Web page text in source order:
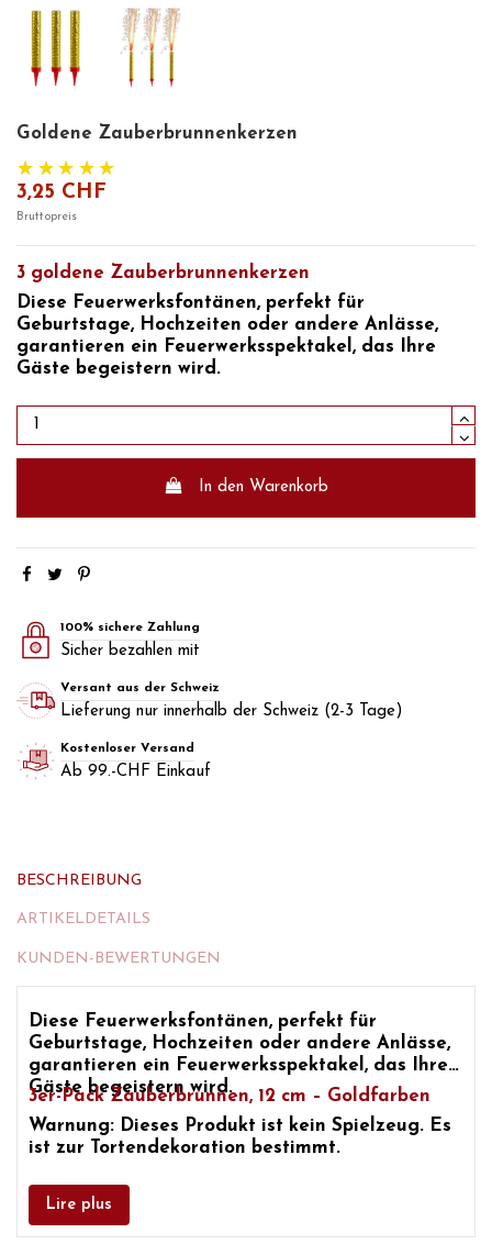
Goldene Zauberbrunnenkerzen
3,25 CHF
Bruttopreis
3 goldene Zauberbrunnenkerzen
Diese Feuerwerksfontänen, perfekt für
Geburtstage, Hochzeiten oder andere Anlässe,
garantieren ein Feuerwerksspektakel, das Ihre
Gäste begeistern wird.
In den Warenkorb
100% sichere Zahlung
Sicher bezahlen mit
Versant aus der Schweiz
Lieferung nur innerhalb der Schweiz (2-3 Tage)
Kostenloser Versand
Ab 99.-CHF Einkauf
BESCHREIBUNG
ARTIKELDETAILS
KUNDEN-BEWERTUNGEN
Diese Feuerwerksfontänen, perfekt für
Geburtstage, Hochzeiten oder andere Anlässe,
garantieren ein Feuerwerksspektakel, das Ihre
Gäste begeistern wird.
3er-Pack Zauberbrunnen, 12 cm – Goldfarben
Warnung: Dieses Produkt ist kein Spielzeug. Es
ist zur Tortendekoration bestimmt.
Lire plus